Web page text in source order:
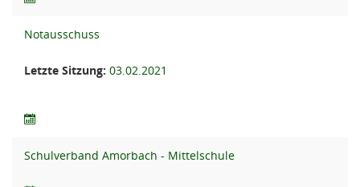
Notausschuss
Letzte Sitzung: 03.02.2021
Schulverband Amorbach - Mittelschule